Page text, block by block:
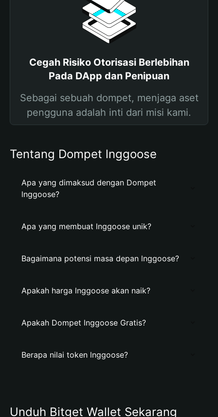
Cegah Risiko Otorisasi Berlebihan
Pada DApp dan Penipuan
Sebagai sebuah dompet, menjaga aset
pengguna adalah inti dari misi kami.
Tentang Dompet lnggoose
Apa yang dimaksud dengan Dompet
lnggoose?
Apa yang membuat lnggoose unik?
Bagaimana potensi masa depan lnggoose?
Apakah harga lnggoose akan naik?
Apakah Dompet lnggoose Gratis?
Berapa nilai token lnggoose?
Unduh Bitget Wallet Sekarang